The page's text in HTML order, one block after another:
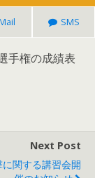
SMS
手権の成績表
Next Post
関する講習会開